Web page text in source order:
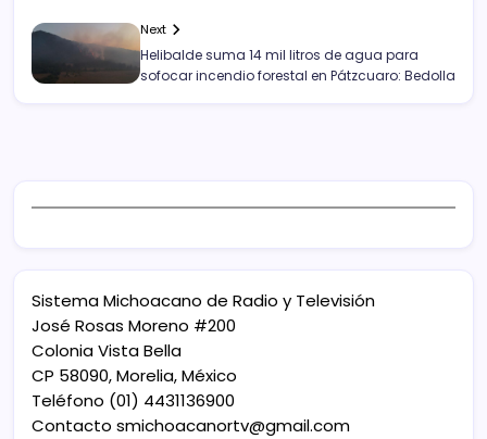
Next
Helibalde suma 14 mil litros de agua para
sofocar incendio forestal en Pátzcuaro: Bedolla
Sistema Michoacano de Radio y Televisión
José Rosas Moreno #200
Colonia Vista Bella
CP 58090, Morelia, México
Teléfono (01) 4431136900
Contacto smichoacanortv@gmail.com